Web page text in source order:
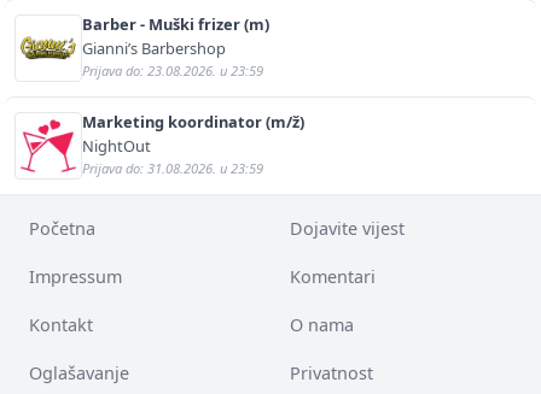
Barber - Muški frizer (m)
Gianni’s Barbershop
Prijava do: 23.08.2026. u 23:59
Marketing koordinator (m/ž)
NightOut
Prijava do: 31.08.2026. u 23:59
Početna Dojavite vijest
Impressum Komentari
Kontakt O nama
Oglašavanje Privatnost